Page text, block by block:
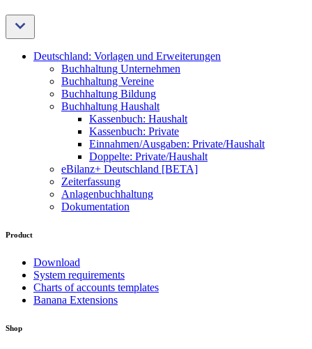
Deutschland: Vorlagen und Erweiterungen
Buchhaltung Unternehmen
Buchhaltung Vereine
Buchhaltung Bildung
Buchhaltung Haushalt
Kassenbuch: Haushalt
Kassenbuch: Private
Einnahmen/Ausgaben: Private/Haushalt
Doppelte: Private/Haushalt
eBilanz+ Deutschland [BETA]
Zeiterfassung
Anlagenbuchhaltung
Dokumentation
Product
Download
System requirements
Charts of accounts templates
Banana Extensions
Shop